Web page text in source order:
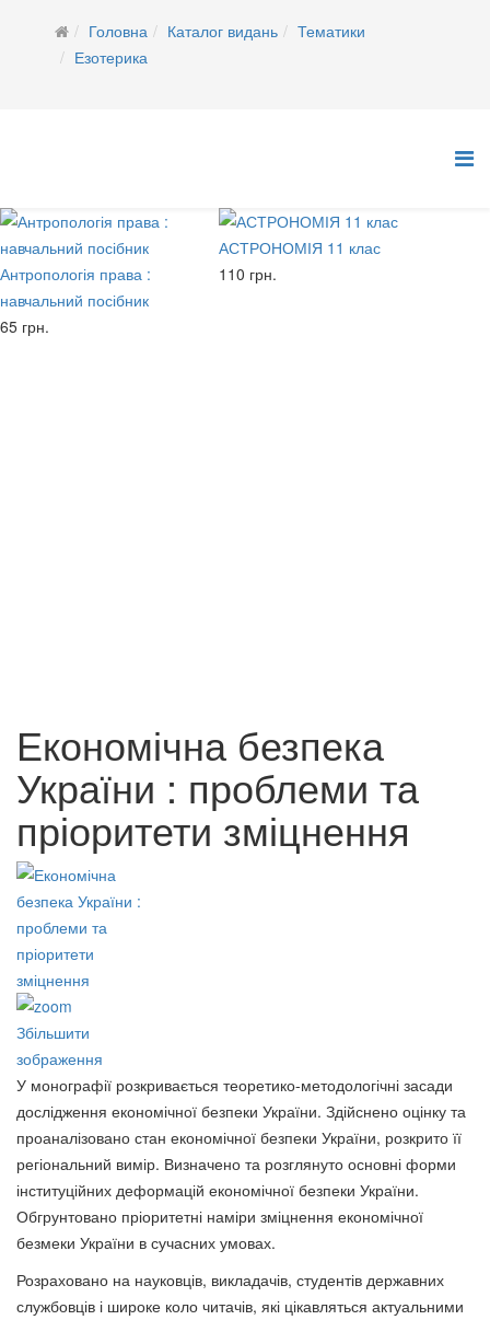
Головна Каталог видань
Тематики
Езотерика
Антропологія права :
навчальний посібник
65 грн.
АСТРОНОМІЯ 11 клас
110 грн.
Безпека життєдіяльності.
Посібник
60 грн.
80 грн.
Економічна безпека
України : проблеми та
пріоритети зміцнення
Збільшити
зображення
У монографії розкривається теоретико-методологічні засади
дослідження економічної безпеки України. Здійснено оцінку та
проаналізовано стан економічної безпеки України, розкрито її
регіональний вимір. Визначено та розглянуто основні форми
інституційних деформацій економічної безпеки України.
Обгрунтовано пріоритетні наміри зміцнення економічної
безмеки України в сучасних умовах.
Розраховано на науковців, викладачів, студентів державних
службовців і широке коло читачів, які цікавляться актуальними